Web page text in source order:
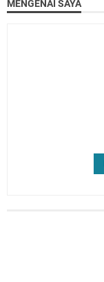
MENGENAI SAYA